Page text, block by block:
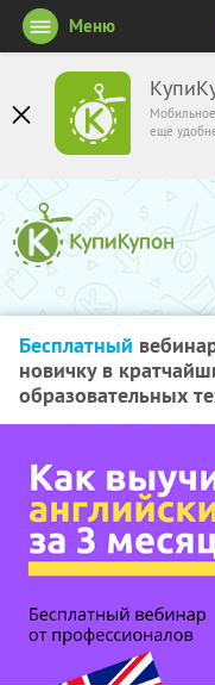
ещё
Меню
Бесплатный
новичку в
образовательных